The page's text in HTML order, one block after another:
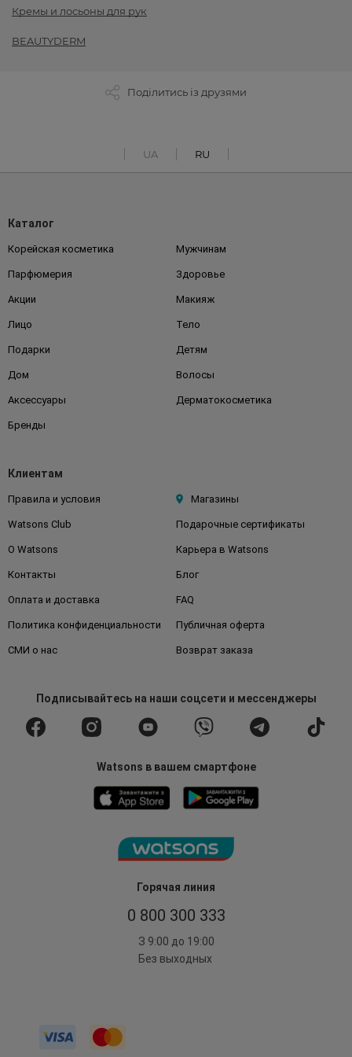
Кремы и лосьоны для рук
BEAUTYDERM
Поділитись із друзями
UA RU
Горячая линия
0 800 300 333
З 9:00 до 19:00
Без выходных
Каталог
Корейская косметика Мужчинам
Парфюмерия Здоровье
Акции Макияж
Лицо Тело
Подарки Детям
Дом Волосы
Аксессуары Дерматокосметика
Бренды
Клиентам
Правила и условия Магазины
Watsons Club Подарочные сертификаты
О Watsons Карьера в Watsons
Контакты Блог
Оплата и доставка FAQ
Политика конфиденциальности Публичная оферта
СМИ о нас Возврат заказа
Подписывайтесьна наши соцсети и мессенджеры
Watsons в вашем смартфоне